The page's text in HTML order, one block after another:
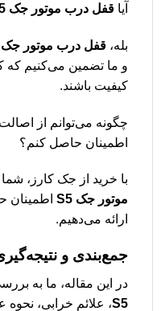
آیا قفل درب موتور جک S5
بله، قفل درب موتور جک S5
و ما تضمین می‌کنیم که
کیفیت باشند.
چگونه می‌توانم از اصالت
اطمینان حاصل کنم؟
با خرید از جک کارز،
موتور جک S5
اطمینان
ارائه می‌دهیم.
جمع‌بندی و
در این مقاله، ما به
S5، علائم خرابی،